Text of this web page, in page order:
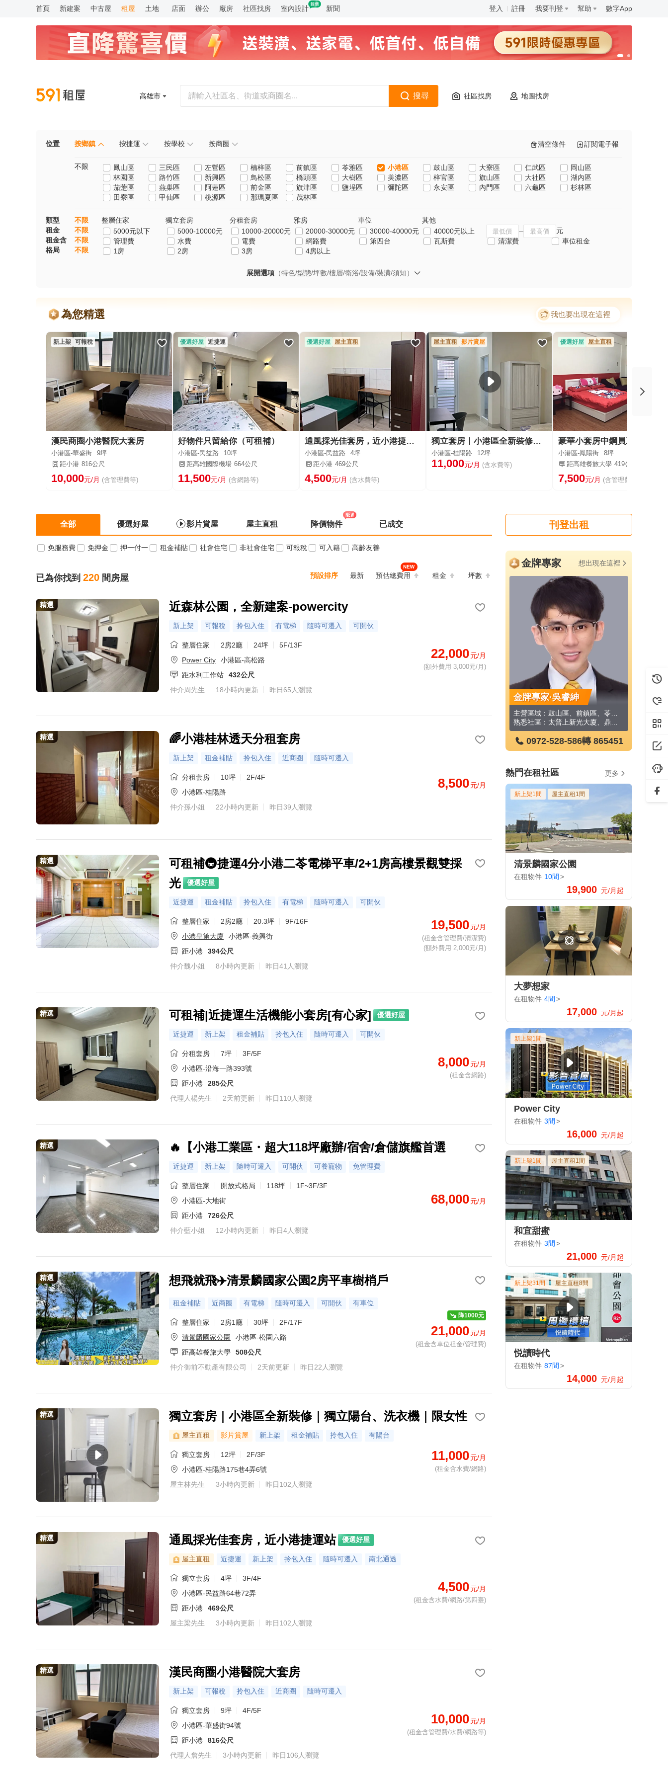
首頁 新建案 中古屋 租屋 土地 店面 辦公 廠房 社區找房 室內設計 新聞 登入 註冊 我要刊登 幫助 數字App
高雄市 搜尋 社區找房 地圖找房
清空條件 訂閱電子報
位置 按鄉鎮 按捷運 按學校 按商圈
不限 鳳山區 三民區 左營區 楠梓區 前鎮區 苓雅區 小港區 鼓山區 大寮區 仁武區
岡山區
林園區
路竹區 新興區 鳥松區 橋頭區 大樹區 美濃區 梓官區 旗山區 大社區
湖內區
茄萣區
燕巢區 阿蓮區 前金區 旗津區 鹽埕區 彌陀區 永安區 內門區 六龜區
杉林區
田寮區
甲仙區 桃源區 那瑪夏區 茂林區
類型 不限 整層住家 獨立套房 分租套房 雅房 車位
其他
租金
不限 5000元以下 5000-10000元 10000-20000元 20000-30000元 30000-40000元 40000元以上
元
租金含
不限 管理費 水費 電費 網路費 第四台 瓦斯費 清潔費
車位租金
格局
不限 1房 2房 3房 4房以上
展開選項 （特色/型態/坪數/樓層/衛浴/設備/裝潢/須知）
為您精選 我也要出現在這裡
新上架 可報稅
漢民商圈小港醫院大套房
小港區-華盛街
9坪
距小港 816公尺
10,000元/月 (含管理費等)
優選好屋 近捷運
好物件只留給你（可租補）
小港區-民益路
10坪
距高雄國際機場 664公尺
11,500元/月 (含網路等)
優選好屋 屋主直租
通風採光佳套房，近小港捷運站
小港區-民益路
4坪
距小港 469公尺
4,500元/月 (含水費等)
屋主直租 影片賞屋
獨立套房｜小港區全新裝修｜獨立陽台、洗衣機｜限女性
小港區-桂陽路 12坪
11,000元/月 (含水費等)
優選好屋 屋主直租
小港區-鳳陽街
8坪
距高雄餐旅大學 419公尺
7,500元/月 (含管理費等)
全部 優選好屋 影片賞屋 屋主直租 降價物件 已成交
免服務費 免押金 押一付一 租金補貼 社會住宅 非社會住宅 可報稅 可入籍 高齡友善
已為你找到 220 間房屋 預設排序 最新 預估總費用 租金 坪數
精選 近森林公園，全新建案-powercity
新上架 可報稅 拎包入住 有電梯 隨時可遷入 可開伙
整層住家 2房2廳 24坪
5F/13F
Power City
小港區-高松路
距水利工作站
432公尺
仲介周先生
18小時內更新 昨日65人瀏覽
22,000元/月
(額外費用 3,000元/月)
精選 🌈小港桂林透天分租套房
新上架 租金補貼 拎包入住 近商圈 隨時可遷入
分租套房 10坪
2F/4F
小港區-桂陽路
仲介孫小姐
22小時內更新 昨日39人瀏覽
8,500元/月
精選
可租補🚇捷運4分小港二苓電梯平車/2+1房高樓景觀雙採
光
優選好屋
近捷運 租金補貼 拎包入住 有電梯 隨時可遷入 可開伙
整層住家 2房2廳 20.3坪
9F/16F
小港皇第大廈
小港區-義興街
距小港
394公尺
仲介魏小姐
8小時內更新 昨日41人瀏覽
19,500元/月
(租金含管理費/清潔費)
(額外費用 2,000元/月)
精選 可租補|近捷運生活機能小套房[有心家] 優選好屋
近捷運 新上架 租金補貼 拎包入住 隨時可遷入 可開伙
分租套房 7坪
3F/5F
小港區-沿海一路393號
距小港
285公尺
代理人楊先生
2天前更新 昨日110人瀏覽
8,000元/月
(租金含網路)
精選 🔥【小港工業區・超大118坪廠辦/宿舍/倉儲旗艦首選
近捷運 新上架 隨時可遷入 可開伙 可養寵物 免管理費
整層住家 開放式格局 118坪
1F~3F/3F
小港區-大地街
距小港
726公尺
仲介藍小姐
12小時內更新 昨日4人瀏覽
68,000元/月
精選 想飛就飛✈️清景麟國家公園2房平車樹梢戶
租金補貼 近商圈 有電梯 隨時可遷入 可開伙 有車位
整層住家 2房1廳 30坪
2F/17F
清景麟國家公園
小港區-松園六路
距高雄餐旅大學
508公尺
仲介御前不動產有限公司
2天前更新 昨日22人瀏覽
降1000元
21,000元/月
(租金含車位租金/管理費)
精選 獨立套房｜小港區全新裝修｜獨立陽台、洗衣機｜限女性
屋主直租 影片賞屋 新上架 租金補貼 拎包入住 有陽台
獨立套房 12坪
2F/3F
小港區-桂陽路175巷4弄6號
屋主林先生
3小時內更新 昨日102人瀏覽
11,000元/月
(租金含水費/網路)
精選 通風採光佳套房，近小港捷運站 優選好屋
屋主直租 近捷運 新上架 拎包入住 隨時可遷入 南北通透
獨立套房 4坪
3F/4F
小港區-民益路64巷72弄
距小港
469公尺
屋主梁先生
3小時內更新 昨日102人瀏覽
4,500元/月
(租金含水費/網路/第四臺)
精選 漢民商圈小港醫院大套房
新上架 可報稅 拎包入住 近商圈 隨時可遷入
獨立套房 9坪
4F/5F
小港區-華盛街94號
距小港
816公尺
代理人詹先生
3小時內更新 昨日106人瀏覽
10,000元/月
(租金含管理費/水費/網路等)
刊登出租
金牌專家 想出現在這裡
金牌專家·吳睿紳
主營區域：鼓山區、前鎮區、苓雅區、左營區、仁武區、橋頭區、小港區、三民區、楠梓區、鹽埕區等
熟悉社區：太普上新光大廈、鼎宇森風景、鳳凰康澤、一品花園、太普藏風景大樓、鼎宇鼎峰大樓、森朵大廈、遠見御琚、河堤苑/匯河堤、澄峰大廈等
0972-528-586轉 865451
金牌專家·徐
0972-
金牌專
熟悉社區
0972-528-586轉 872225
0972-528-586轉 804708
0972-528-586轉 475601
0972-528-586轉 94739
0972-528-586轉 769025
熱門在租社區 更多
新上架1間 屋主直租1間
清景麟國家公園
在租物件 10間 >
19,900 元/月起
大夢想家
在租物件 4間 >
17,000 元/月起
新上架1間
Power City
在租物件 3間 >
16,000 元/月起
新上架1間 屋主直租1間
和宜甜蜜
在租物件 3間 >
21,000 元/月起
新上架31間 屋主直租8間
悦讀時代
在租物件 87間 >
14,000 元/月起